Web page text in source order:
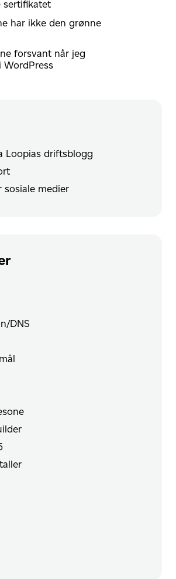
sertifikatet
har ikke den grønne
forsvant når jeg
WordPress
Loopias driftsblogg
sosiale medier
DNS